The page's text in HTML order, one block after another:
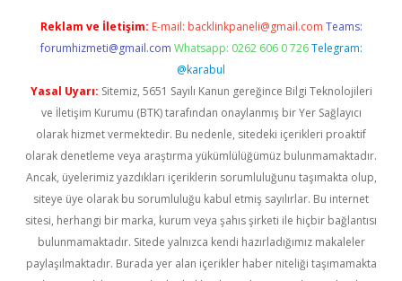
Reklam ve İletişim: E-mail: backlinkpaneli@gmail.com Teams:
forumhizmeti@gmail.com Whatsapp: 0262 606 0 726 Telegram:
@karabul
Yasal Uyarı: Sitemiz, 5651 Sayılı Kanun gereğince Bilgi Teknolojileri
ve İletişim Kurumu (BTK) tarafından onaylanmış bir Yer Sağlayıcı
olarak hizmet vermektedir. Bu nedenle, sitedeki içerikleri proaktif
olarak denetleme veya araştırma yükümlülüğümüz bulunmamaktadır.
Ancak, üyelerimiz yazdıkları içeriklerin sorumluluğunu taşımakta olup,
siteye üye olarak bu sorumluluğu kabul etmiş sayılırlar. Bu internet
sitesi, herhangi bir marka, kurum veya şahıs şirketi ile hiçbir bağlantısı
bulunmamaktadır. Sitede yalnızca kendi hazırladığımız makaleler
paylaşılmaktadır. Burada yer alan içerikler haber niteliği taşımamakta